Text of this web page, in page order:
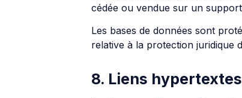
cédée ou vendue sur un
Les bases de données sont
relative à la protection juridique
8. Liens